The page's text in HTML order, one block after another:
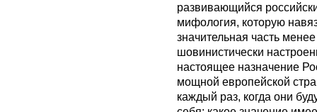
развивающийся
мифология, которую
значительная часть
шовинистически
настоящее назначение
мощной европейской
каждый раз, когда они